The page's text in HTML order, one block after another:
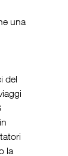
una
del
la